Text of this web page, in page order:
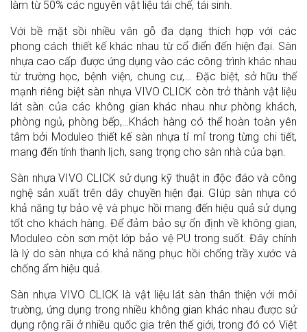
làm từ 50% các nguyên vật liệu tái chế, tái sinh.
Với bề mặt sồi nhiều vân gỗ đa dạng thích hợp với các
phong cách thiết kế khác nhau từ cổ điển đến hiện đại. Sàn
nhựa cao cấp được ứng dụng vào các công trình khác nhau
từ trường học, bệnh viện, chung cư,… Đặc biệt, sở hữu thế
mạnh riêng biệt sàn nhựa VIVO CLICK còn trở thành vật liệu
lát sàn của các không gian khác nhau như phòng khách,
phòng ngủ, phòng bếp,…Khách hàng có thể hoàn toàn yên
tâm bởi Moduleo thiết kế sàn nhựa tỉ mỉ trong từng chi tiết,
mang đến tính thanh lịch, sang trọng cho sàn nhà của bạn.
Sàn nhựa VIVO CLICK sử dụng kỹ thuật in độc đáo và công
nghệ sản xuất trên dây chuyền hiện đại. GIúp sàn nhựa có
khả năng tự bảo vệ và phục hồi mang đến hiệu quả sử dụng
tốt cho khách hàng. Để đảm bảo sự ổn định về không gian,
Moduleo còn sơn một lớp bảo vệ PU trong suốt. Đây chính
là lý do sàn nhựa có khả năng phục hồi chống trầy xước và
chống ẩm hiệu quả.
Sàn nhựa VIVO CLICK là vật liệu lát sàn thân thiện với môi
trường, ứng dụng trong nhiều không gian khác nhau được sử
dụng rộng rãi ở nhiều quốc gia trên thế giới, trong đó có Việt